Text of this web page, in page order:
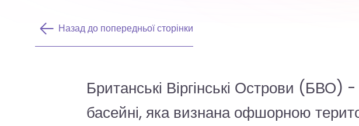
Назад до попередньої сторінки
Британські Віргінські Острови
басейні, яка визнана офшорною